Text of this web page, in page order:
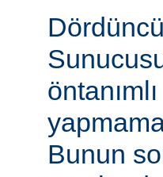
Bunun